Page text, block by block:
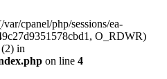
var/cpanel/php/sessions/ea-
O_RDWR)
in
on line 4